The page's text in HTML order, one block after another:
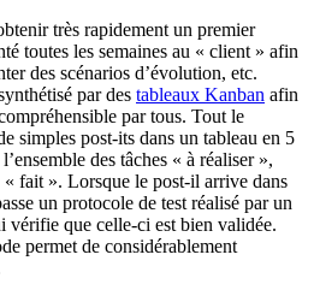
très rapidement un premier
toutes les semaines au « client » afin
des scénarios d’évolution, etc.
par des tableaux Kanban afin
par tous. Tout le
simples post-its dans un tableau en 5
des tâches « à réaliser »,
fait ». Lorsque le post-il arrive dans
un protocole de test réalisé par un
vérifie que celle-ci est bien validée.
permet de considérablement